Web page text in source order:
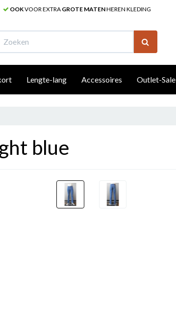
OOKVOOR EXTRA GROTE MATENHEREN KLEDING
Lengte-lang Accessoires Outlet-Sale
blue